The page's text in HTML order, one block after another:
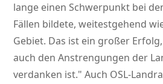
lange einen Schwerpunkt bei
Fällen bildete, weitestgehend
Gebiet. Das ist ein großer
auch den Anstrengungen der
verdanken ist. Auch OSL-